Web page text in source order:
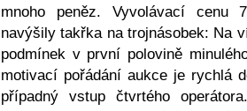
mnoho peněz. Vyvolávací cenu
navýšily takřka na trojnásobek: Na
podmínek v první polovině
motivací pořádání aukce je rychlá
případný vstup čtvrtého